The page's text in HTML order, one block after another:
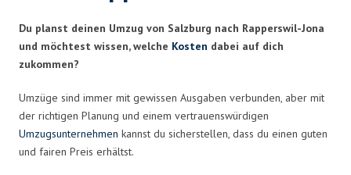
Du planst deinen Umzug von Salzburg nach Rapperswil-Jona
und möchtest wissen, welche Kosten dabei auf dich
zukommen?
Umzüge sind immer mit gewissen Ausgaben verbunden, aber mit
der richtigen Planung und einem vertrauenswürdigen
Umzugsunternehmen kannst du sicherstellen, dass du einen guten
und fairen Preis erhältst.